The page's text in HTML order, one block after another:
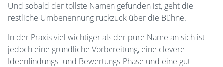
Und sobald der tollste Namen gefunden ist, geht die
restliche Umbenennung ruckzuck über die Bühne.
In der Praxis viel wichtiger als der pure Name an sich ist
jedoch eine gründliche Vorbereitung, eine clevere
Ideenfindungs- und Bewertungs-Phase und eine gut